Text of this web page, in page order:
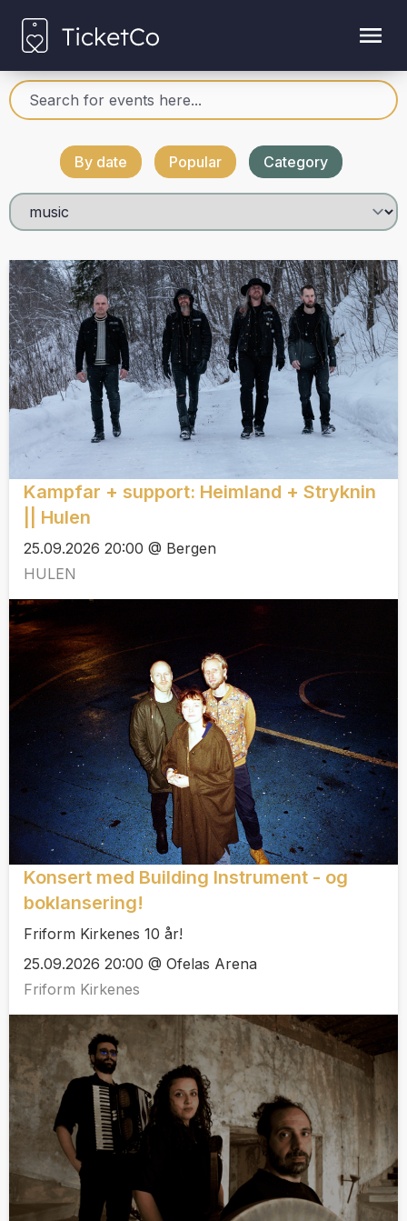
By date Popular Category
Kampfar + support: Heimland + Stryknin
|| Hulen
25.09.2026 20:00 @ Bergen
HULEN
Konsert med Building Instrument - og
boklansering!
Friform Kirkenes 10 år!
25.09.2026 20:00 @ Ofelas Arena
Friform Kirkenes